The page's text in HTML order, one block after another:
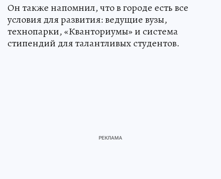
Он также напомнил, что в городе есть все
условия для развития: ведущие вузы,
технопарки, «Кванториумы» и система
стипендий для талантливых студентов.